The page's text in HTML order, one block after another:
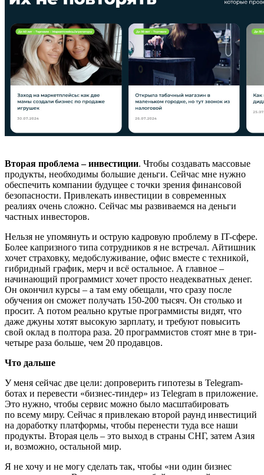
Вторая проблема – инвестиции. Чтобы создавать массовые
продукты, необходимы большие деньги. Сейчас мне нужно
обеспечить компании будущее с точки зрения финансовой
безопасности. Привлекать инвестиции в современных
реалиях очень сложно. Сейчас мы развиваемся на деньги
частных инвесторов.
Нельзя не упомянуть и острую кадровую проблему в IT-сфере.
Более капризного типа сотрудников я не встречал. Айтишник
хочет страховку, медобслуживание, офис вместе с техникой,
гибридный график, мерч и всё остальное. А главное –
начинающий программист хочет просто неадекватных денег.
Он окончил курсы – а там ему обещали, что сразу после
обучения он сможет получать 150-200 тысяч. Он столько и
просит. А потом реально крутые программисты видят, что
даже джуны хотят высокую зарплату, и требуют повысить
свой оклад в полтора раза. 20 программистов стоят мне в три-
четыре раза больше, чем 20 продавцов.
Что дальше
У меня сейчас две цели: допроверить гипотезы в Telegram-
ботах и перевести «бизнес-тиндер» из Telegram в приложение.
Это нужно, чтобы сервис можно было масштабировать
по всему миру. Сейчас я привлекаю второй раунд инвестиций
на доработку платформы, чтобы перенести туда все наши
продукты. Вторая цель – это выход в страны СНГ, затем Азия
и, возможно, остальной мир.
Я не хочу и не могу сделать так, чтобы «ни один бизнес